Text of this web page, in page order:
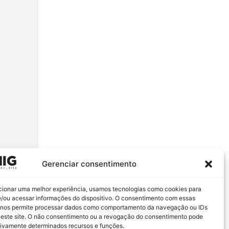
Gerenciar consentimento
uma melhor experiência, usamos tecnologias como cookies para
ou acessar informações do dispositivo. O consentimento com essas
permite processar dados como comportamento da navegação ou IDs
site. O não consentimento ou a revogação do consentimento pode
determinados recursos e funções.